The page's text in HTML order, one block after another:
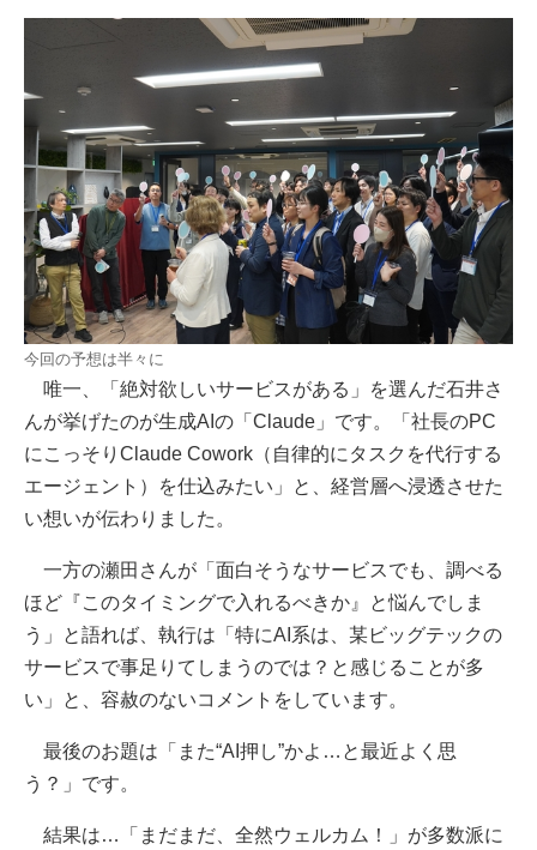
今回の予想は半々に
唯一、「絶対欲しいサービスがある」を選んだ石井さ
んが挙げたのが生成AIの「Claude」です。「社長のPC
にこっそりClaude Cowork（自律的にタスクを代行する
エージェント）を仕込みたい」と、経営層へ浸透させた
い想いが伝わりました。
一方の瀬田さんが「面白そうなサービスでも、調べる
ほど『このタイミングで入れるべきか』と悩んでしま
う」と語れば、執行は「特にAI系は、某ビッグテックの
サービスで事足りてしまうのでは？と感じることが多
い」と、容赦のないコメントをしています。
最後のお題は「また“AI押し”かよ…と最近よく思
う？」です。
結果は…「まだまだ、全然ウェルカム！」が多数派に